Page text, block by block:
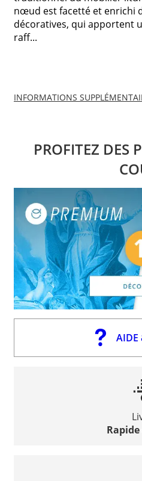
nœud est facetté et enrichi
décoratives, qui apportent
raff...
INFORMATIONS
PROFITEZ DES
AIDE